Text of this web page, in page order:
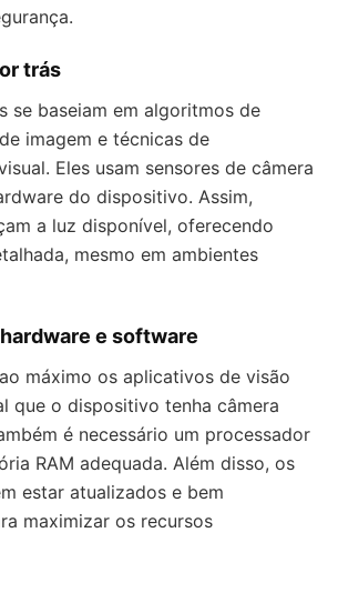
trás
se baseiam em algoritmos de
imagem e técnicas de
Eles usam sensores de câmera
do dispositivo. Assim,
a luz disponível, oferecendo
mesmo em ambientes
e software
máximo os aplicativos de visão
que o dispositivo tenha câmera
é necessário um processador
RAM adequada. Além disso, os
estar atualizados e bem
maximizar os recursos